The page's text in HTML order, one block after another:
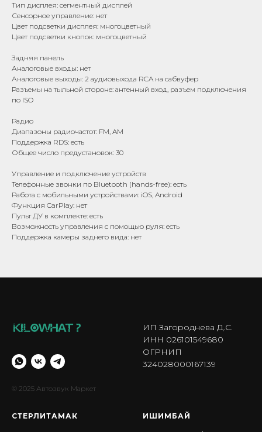
Тип дисплея: сегментный дисплей
Сенсорное управление: нет
Цвет подсветки дисплея: многоцветный
Цвет подсветки кнопок: многоцветный
Задняя панель
Аналоговые входы: нет
Аналоговые выходы: 2 аудиовыхода RCA на сабвуфер
Разъемы на тыльной стороне: антенный вход, разъем подключения
по ISO
Радио
Диапазоны радиочастот: FM, AM
Поддержка RDS: есть
Общее число предустановок: 30
Управление и подключение устройств
Телефонные звонки по Bluetooth (hands-free): есть
Работа с мобильными устройствами: iOS, Android
Функция CarPlay: нет
Пульт ДУ в комплекте: есть
Возможность управления с помощью руля: есть
Поддержка камеры заднего вида: нет
© 2025 Автозвук Маркет
ИП Загороднева Д.С.
ИНН 026101549680
ОГРНИП
324028000167139
СТЕРЛИТАМАК ИШИМБА Й